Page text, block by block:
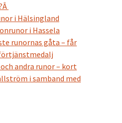
i Hälsingland
i Hassela
runornas gåta – får
andra runor – kort
i samband med